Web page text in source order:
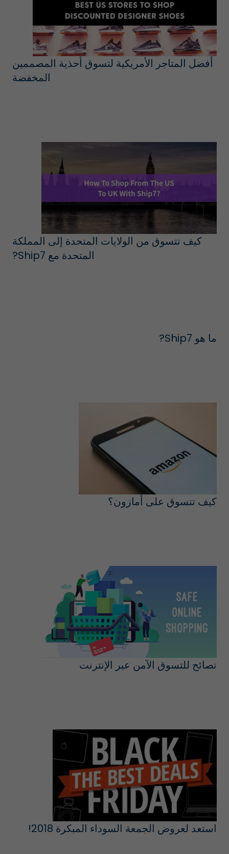
أفضل المتاجر الأمريكية لتسوق أحذية المصممين
المخفضة
كيف تتسوق من الولايات المتحدة إلى المملكة
المتحدة مع Ship7?
ما هو Ship7?
كيف تتسوق على أمازون؟
نصائح للتسوق الآمن عبر الإنترنت
استعد لعروض الجمعة السوداء المبكرة 2018!